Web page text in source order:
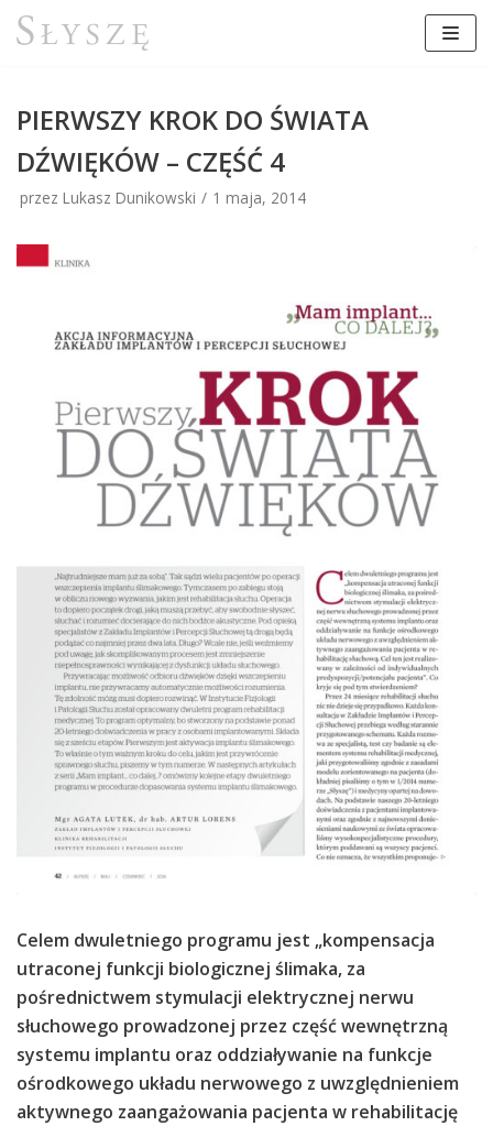
Przejdź
PIERWSZY KROK DO ŚWIATA
DŹWIĘKÓW – CZĘŚĆ 4
przez Lukasz Dunikowski 1 maja, 2014
Celem dwuletniego programu jest „kompensacja
utraconej funkcji biologicznej ślimaka, za
pośrednictwem stymulacji elektrycznej nerwu
słuchowego prowadzonej przez część wewnętrzną
systemu implantu oraz oddziaływanie na funkcje
ośrodkowego układu nerwowego z uwzględnieniem
aktywnego zaangażowania pacjenta w rehabilitację